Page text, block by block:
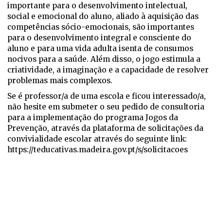
importante para o desenvolvimento intelectual,
social e emocional do aluno, aliado à aquisição das
competências sócio-emocionais, são importantes
para o desenvolvimento integral e consciente do
aluno e para uma vida adulta isenta de consumos
nocivos para a saúde. Além disso, o jogo estimula a
criatividade, a imaginação e a capacidade de resolver
problemas mais complexos.
Se é professor/a de uma escola e ficou interessado/a,
não hesite em submeter o seu pedido de consultoria
para a implementação do programa Jogos da
Prevenção, através da plataforma de solicitações da
convivialidade escolar através do seguinte link:
https://teducativas.madeira.gov.pt/s/solicitacoes